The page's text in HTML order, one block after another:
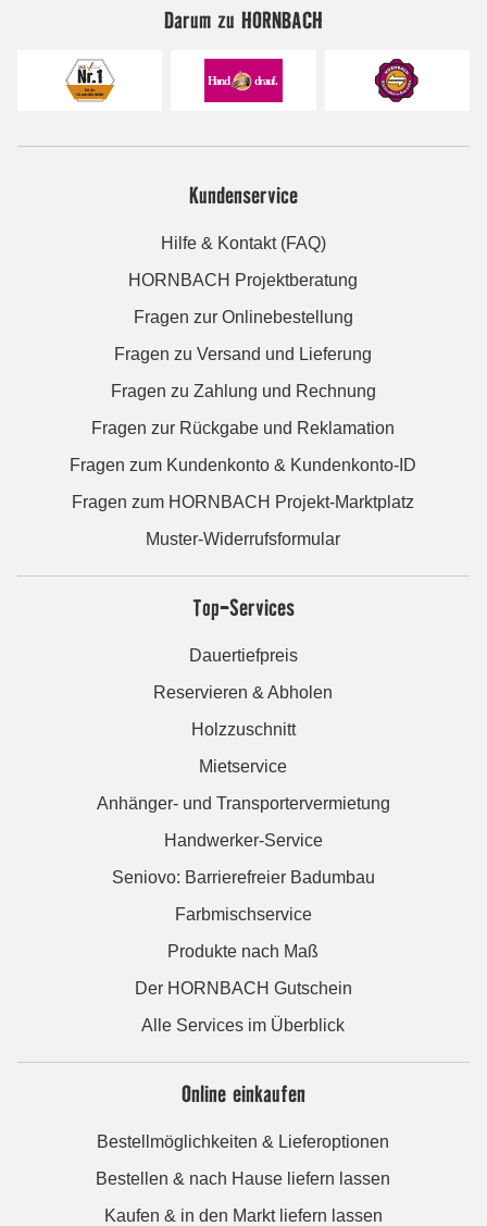
Darum zu HORNBACH
Kundenservice
Hilfe & Kontakt (FAQ)
HORNBACH Projektberatung
Fragen zur Onlinebestellung
Fragen zu Versand und Lieferung
Fragen zu Zahlung und Rechnung
Fragen zur Rückgabe und Reklamation
Fragen zum Kundenkonto & Kundenkonto-ID
Fragen zum HORNBACH Projekt-Marktplatz
Muster-Widerrufsformular
Top-Services
Dauertiefpreis
Reservieren & Abholen
Holzzuschnitt
Mietservice
Anhänger- und Transportervermietung
Handwerker-Service
Seniovo: Barrierefreier Badumbau
Farbmischservice
Produkte nach Maß
Der HORNBACH Gutschein
Alle Services im Überblick
Online einkaufen
Bestellmöglichkeiten & Lieferoptionen
Bestellen & nach Hause liefern lassen
Kaufen & in den Markt liefern lassen